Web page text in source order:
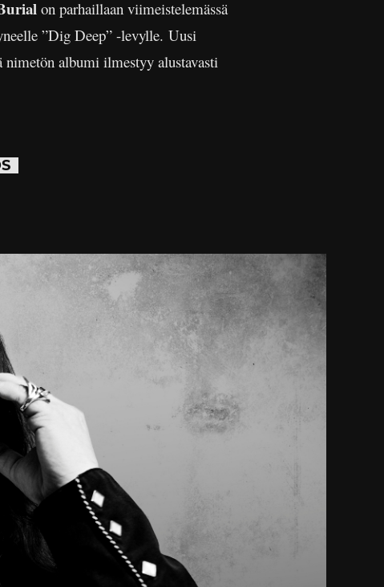
on parhaillaan viimeistelemässä
”Dig Deep” -levylle. Uusi
nimetön albumi ilmestyy alustavasti